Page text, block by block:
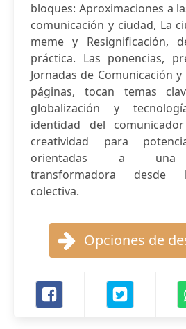
bloques: Aproximaciones a
comunicación y ciudad, La
meme y
práctica. Las ponencias,
Jornadas de Comunicación
páginas, tocan temas
globalización y
identidad del
creatividad para
orientadas a una
transformadora desde
colectiva.
Opciones de